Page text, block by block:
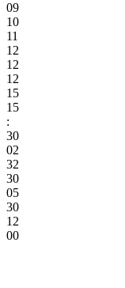
09
10
11
12
12
12
15
15
:
30
02
32
30
05
30
12
00